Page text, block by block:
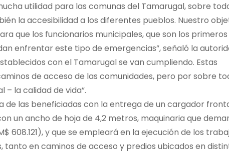
utilidad para las comunas del Tamarugal, sobre
la accesibilidad a los diferentes pueblos. Nuestro
que los funcionarios municipales, que son los primeros
enfrentar este tipo de emergencias”, señaló la
con el Tamarugal se van cumpliendo. Estas
de acceso de las comunidades, pero por sobre
– la calidad de vida”.
de las beneficiadas con la entrega de un cargador
un ancho de hoja de 4,2 metros, maquinaria que
608.121), y que se empleará en la ejecución de los
en caminos de acceso y predios ubicados en